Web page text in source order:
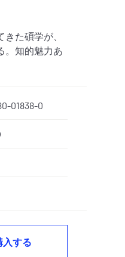
た碩学が、
。知的魅力あ
01838-0
する